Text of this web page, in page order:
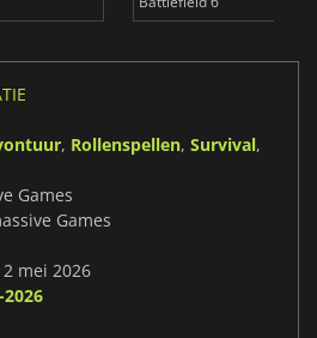
, Rollenspellen, Survival,
Games
Games
mei 2026
2026